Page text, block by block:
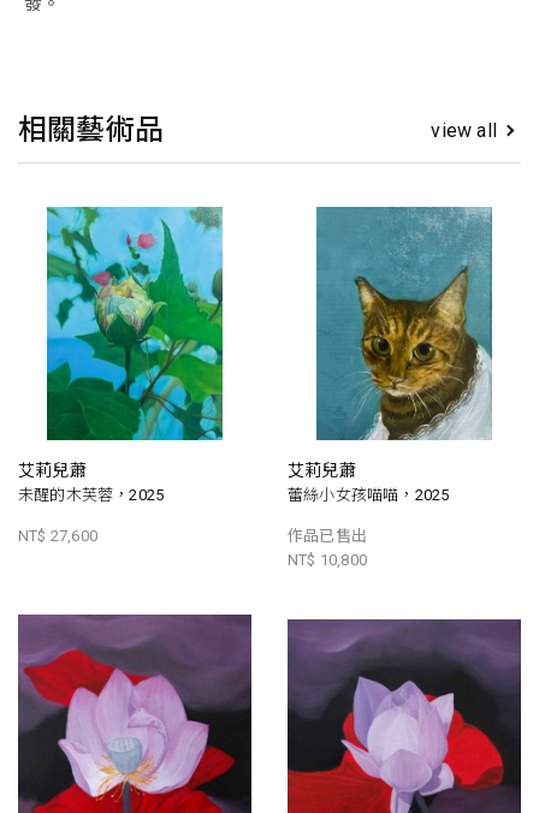
相關藝術品 view all
艾莉兒蕭
未醒的木芙蓉，2025
NT$ 27,600
艾莉兒蕭
蕾絲小女孩喵喵，2025
作品已售出
NT$ 10,800